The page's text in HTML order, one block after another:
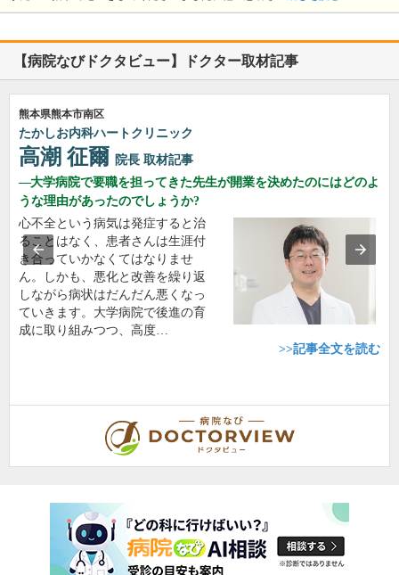
【病院なびドクタビュー】ドクター取材記事
熊本県熊本市南区
たかしお内科ハートクリニック
高潮 征爾 院長 取材記事
大学病院で要職を担ってきた先生が開業を決めたのにはどのよ
うな理由があったのでしょうか?
心不全という病気は発症すると治
ることはなく、患者さんは生涯付
き合っていかなくてはなりませ
ん。しかも、悪化と改善を繰り返
しながら病状はだんだん悪くなっ
ていきます。大学病院で後進の育
成に取り組みつつ、高度…
>>記事全文を読む